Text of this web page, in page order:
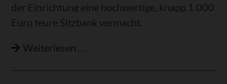
der Einrichtung eine hochwertige, knapp 1.000
Euro teure Sitzbank vermacht.
Weiterlesen …